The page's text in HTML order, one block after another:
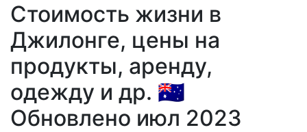
Стоимость жизни в
Джилонге, цены на
продукты, аренду,
одежду и др. 🇦🇺
Обновлено июл 2023